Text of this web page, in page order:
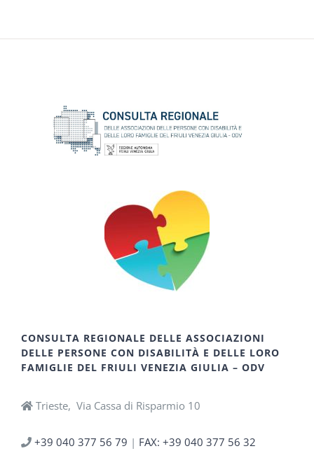
CONSULTA REGIONALE DELLE ASSOCIAZIONI
DELLE PERSONE CON DISABILITÀ E DELLE LORO
FAMIGLIE DEL FRIULI VENEZIA GIULIA – ODV
Trieste, Via Cassa di Risparmio 10
+39 040 377 56 79 | FAX: +39 040 377 56 32